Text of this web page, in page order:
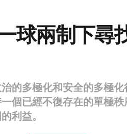
球兩制下尋
的多極化和安全的多極
個已經不復存在的單極
利益。